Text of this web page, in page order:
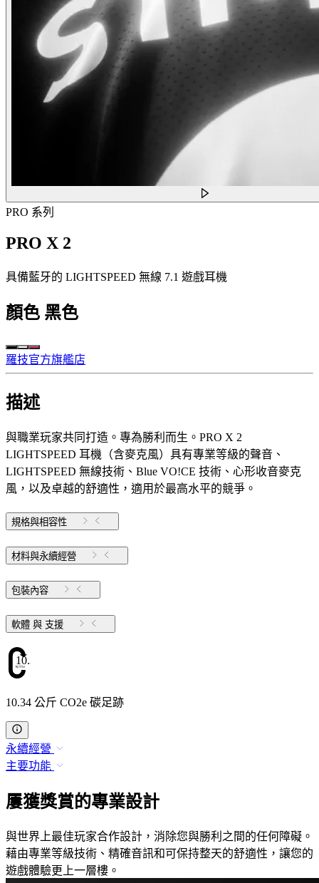
PRO 系列
PRO X 2
具備藍牙的 LIGHTSPEED 無線 7.1 遊戲耳機
顏色 黑色
羅技官方旗艦店
描述
與職業玩家共同打造。專為勝利而生。PRO X 2
LIGHTSPEED 耳機（含麥克風）具有專業等級的聲音、
LIGHTSPEED 無線技術、Blue VO!CE 技術、心形收音麥克
風，以及卓越的舒適性，適用於最高水平的競爭。
規格與相容性
材料與永續經營
包裝內容
軟體 與 支援
10.34
10.34 公斤 CO2e 碳足跡
永續經營
主要功能
屢獲獎賞的專業設計
與世界上最佳玩家合作設計，消除您與勝利之間的任何障礙。
藉由專業等級技術、精確音訊和可保持整天的舒適性，讓您的
遊戲體驗更上一層樓。